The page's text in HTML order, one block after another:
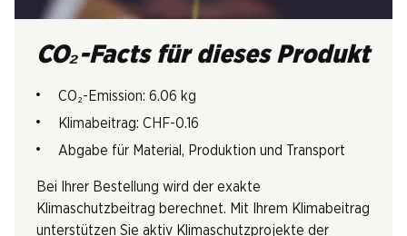
CO₂-Facts für dieses Produkt
CO₂-Emission: 6.06 kg
Klimabeitrag: CHF-0.16
Abgabe für Material, Produktion und Transport
Bei Ihrer Bestellung wird der exakte
Klimaschutzbeitrag berechnet. Mit Ihrem Klimabeitrag
unterstützen Sie aktiv Klimaschutzprojekte der